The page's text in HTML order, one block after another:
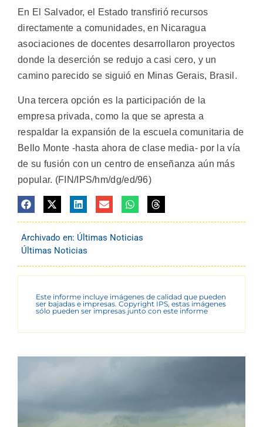
En El Salvador, el Estado transfirió recursos
directamente a comunidades, en Nicaragua
asociaciones de docentes desarrollaron proyectos
donde la deserción se redujo a casi cero, y un
camino parecido se siguió en Minas Gerais, Brasil.
Una tercera opción es la participación de la
empresa privada, como la que se apresta a
respaldar la expansión de la escuela comunitaria de
Bello Monte -hasta ahora de clase media- por la vía
de su fusión con un centro de enseñanza aún más
popular. (FIN/IPS/hm/dg/ed/96)
Archivado en: Últimas Noticias
Últimas Noticias
Este informe incluye imágenes de calidad que pueden
ser bajadas e impresas. Copyright IPS, estas imágenes
sólo pueden ser impresas junto con este informe